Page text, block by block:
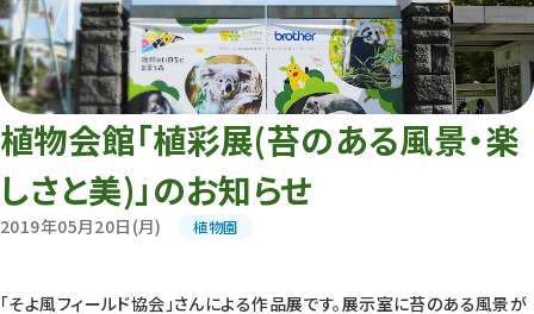
動物園 植物園
再生プラン
東山動植物園
への支援
環境教育
サイトマップ
植物会館「植彩展(苔のある風景・楽
しさと美)」のお知らせ
2019年05月20日(月) 植物園
「そよ風フィールド協会」さんによる作品展です。展示室に苔のある風景が